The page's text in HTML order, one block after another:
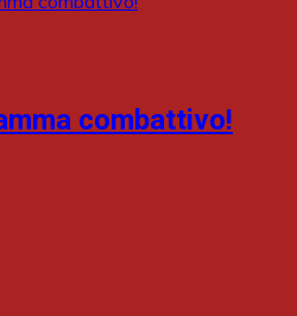
combattivo!